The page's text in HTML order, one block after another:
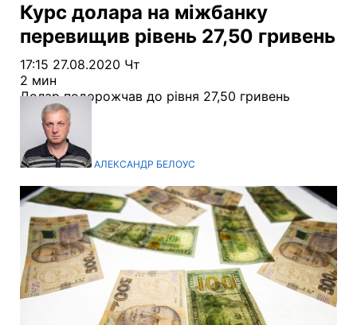
Курс долара на міжбанку
перевищив рівень 27,50 гривень
17:15 27.08.2020 Чт
2 мин
Долар подорожчав до рівня 27,50 гривень
АЛЕКСАНДР БЕЛОУС